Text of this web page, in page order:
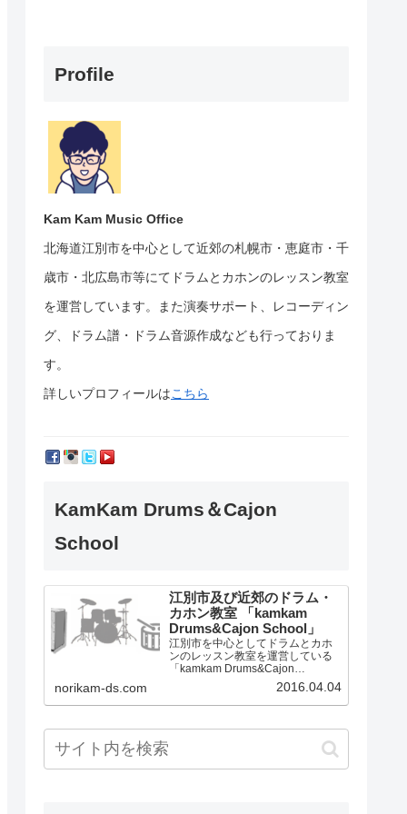
Profile
Kam Kam Music Office
北海道江別市を中心として近郊の札幌市・恵庭市・千
歳市・北広島市等にて ドラムとカホンのレッスン教室
を運営しています。
また演奏サポート、レコーディン
グ、ドラム譜・ドラム音源作成なども行っておりま
す。
詳しいプロフィールはこちら
KamKam Drums＆Cajon
School
江別市及び近郊のドラム・
カホン教室 「kamkam
Drums&Cajon School」
江別市を中心としてドラムとカホ
ンのレッスン教室を運営している
「kamkam Drums&Cajon
norikam-ds.com 2016.04.04